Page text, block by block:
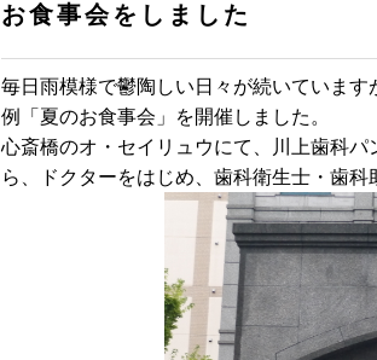
お食事会をしました
毎日雨模様で鬱陶しい日々が続いていま
例「夏のお食事会」を開催しました。
心斎橋のオ・セイリュウにて、川上歯科
ら、ドクターをはじめ、歯科衛生士・歯